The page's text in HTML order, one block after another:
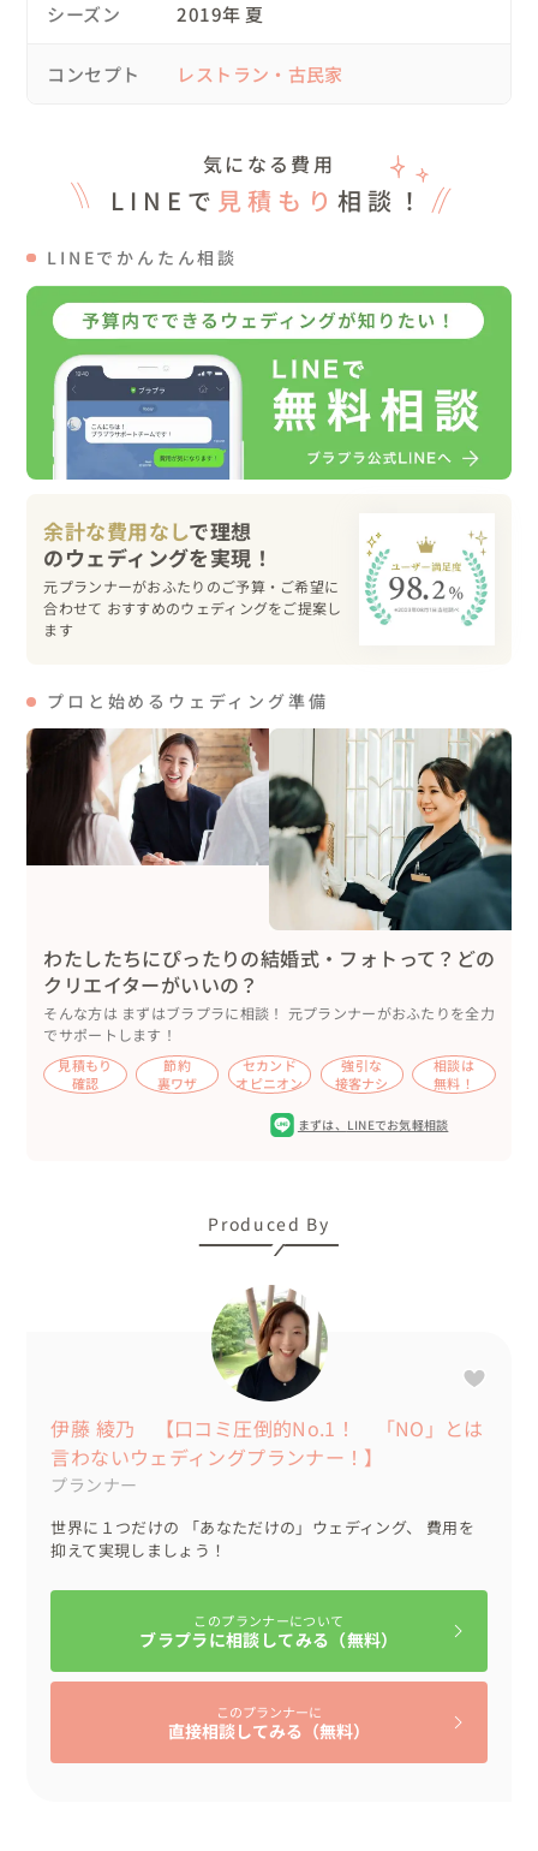
の実現にもっともふさわしい会場はどこか」という目線で
サーチ！おふたりの「やりたいこと」が分かった上で、ウ
法です。
「ホーム（家）」でした。サブテーマとして「自宅に招い
たようなアットホームな場」、そしてムーミンがおふたり
ともお好きということから「ムーミンの世界観の会場装
飾、森の中のイメージ」と決まりました。森の中というキ
ーワードから、会場につながる入口からのアプローチ
（道）の頭上には大きめの枝葉装飾を入れることで森の中
の道を表現し、その小道を抜けると森の広場（ウェディン
グ会場）につながっているような会場が合いそうだな、な
ン、広尾にあるレストラン、新宿にあるホテルの３会場に
絞り込み、一通り見学した上で池袋の会場にご決定となっ
たのでした。
出会いのキッカケはシューズショップ！スニーカーはふた
りにとって欠かせない、はじまりのアイテムでした。ウェ
ディングバージョンで素敵にディスプレイ。
おふたりは大宮アルディージャのサポーター。ムーミンが
お好きなところも共通点。好きなものに囲まれるウェディ
ングの効果ははかり知れません。ゲストにも二人らしい空
間を楽しんでもらえるのはもちろん、なによりも新郎新婦
ご本人が、いつもの自分たちでいられる。テンションが上
がる。安心する。笑顔が増える！！
ウェディングのコアコンセプトは「ホーム（家）」。サブ
テーマは「自宅に招いたようなアットホームな場」。その
テーマにふさわしい席札。ホーム（家）のカタチをしてい
ます。小さいドアもついていて開くんですよ(笑)　ローズ
マリーを添えてナチュラルに。
続いては挙式の様子をご紹介。受付でゲストにジェンガの
一つひとつに二人へのメッセージと名前を書いて、積み上
げてもらいました。その上に挙式で新郎新婦がそれぞれの
サインをして積み上げ、世界で１つだけの「ジェンガ」を
完成。大切なゲストの方々に支えられて二人の今があり、
これからも「チームN&M」として、よろしくね、というメ
しっかりと交流して感謝の気持ちを伝えたい。美味しい食
事とお酒をゆっくり楽しんで過ごしてもらいたい。多くの
新郎新婦さんから伺うお気持ちです。「感謝の気持ちを伝
える」ということ１つをとっても、ただ口に出して伝える
場を作るだけではない、様々な感謝の伝え方があります。
「ありがとう」と言わなくても「ありがとう」を伝えるこ
とができます。「ありがとう」という想いだけでなく、そ
の想いをとりまく「尊敬の気持ち」だったり「相手を大切
に思う気遣い」だったり「大好きな気持ち」だったりを添
えて伝えるいろいろな進行を考えました。
シーズン 2019年 夏
コンセプト レストラン・古民家
気になる費用
LINEで 見積もり 相談！
LINEでかんたん相談
余計な費用なしで理想
元プランナーがおふたりのご予算・ご希望に
合わせて おすすめのウェディングをご提案し
ます
プロと始めるウェディング準備
わたしたちにぴったりの結婚式・フォトって？どの
クリエイターがいいの？
そんな方は まずはブラプラに相談！ 元プランナーがおふたりを全力
でサポートします！
見積もり
確認
節約
裏ワザ
セカンド
オピニオン
強引な
接客ナシ
相談は
無料！
まずは、 LINEでお気軽相談
Produced By
伊藤 綾乃 【口コミ圧倒的No.1！ 「NO」とは
言わないウェディングプランナー！】
プランナー
世界に１つだけの 「あなただけの」ウェディング、 費用を
抑えて実現しましょう！
このプランナーについて
ブラプラに相談してみる（無料）
このプランナーに
直接相談してみる（無料）